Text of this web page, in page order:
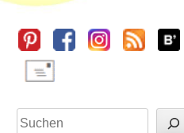
Sidebar
Suchen